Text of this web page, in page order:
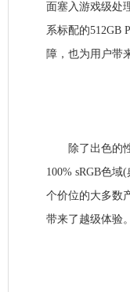
面塞入游戏级处
系标配的512GB
障，也为用户带
除了出色的性
100% sRGB色
个价位的大多数
带来了越级体验。